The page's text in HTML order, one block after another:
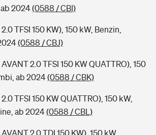
2024(0588 / CBI)
TFSI 150 KW), 150 kW, Benzin,
(0588 / CBJ)
2.0 TFSI 150 KW QUATTRO), 150
ab 2024(0588 / CBK)
TFSI 150 KW QUATTRO), 150 kW,
ab 2024(0588 / CBL)
2.0 TDI 150 KW), 150 kW,